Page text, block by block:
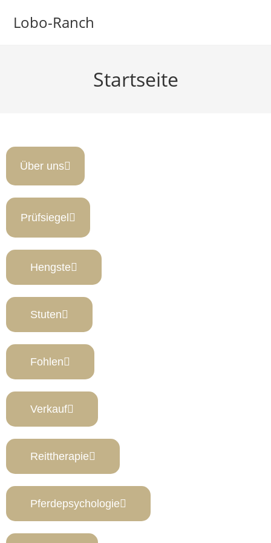
Lobo-Ranch
Startseite
Über uns
Prüfsiegel
Hengste
Stuten
Fohlen
Verkauf
Reittherapie
Pferdepsychologie